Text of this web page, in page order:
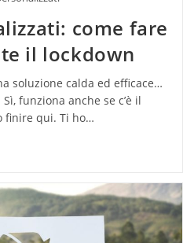
come fare
il lockdown
soluzione calda ed efficace…
funziona anche se c’è il
finire qui. Ti ho…